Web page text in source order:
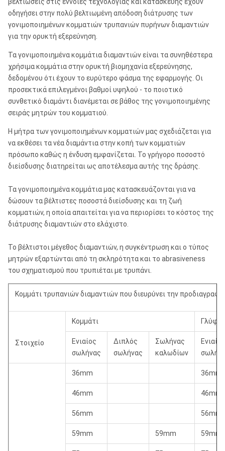
οδηγήσει στην πολύ βελτιωμένη απόδοση διάτρυσης των
γονιμοποιημένων κομματιών τρυπανιών πυρήνων διαμαντιών
για την ορυκτή εξερεύνηση.
Τα γονιμοποιημένα κομμάτια διαμαντιών είναι τα συνηθέστερα
χρήσιμα κομμάτια στην ορυκτή βιομηχανία εξερεύνησης,
δεδομένου ότι έχουν το ευρύτερο φάσμα της εφαρμογής. Οι
προσεκτικά επιλεγμένοι βαθμοί υψηλού - το ποιοτικό
συνθετικό διαμάντι διανέμεται σε βάθος της γονιμοποιημένης
σειράς μητρών του κομματιού.
Η μήτρα των γονιμοποιημένων κομματιών μας σχεδιάζεται για
να εκθέσει τα νέα διαμάντια στην κοπή των κομματιών
πρόσωπο καθώς η ένδυση εμφανίζεται. Το γρήγορο ποσοστό
διείσδυσης διατηρείται ως αποτέλεσμα αυτής της δράσης.
Τα γονιμοποιημένα κομμάτια μας κατασκευάζονται για να
δώσουν τα βέλτιστες ποσοστά διείσδυσης και τη ζωή
κομματιών, η οποία απαιτείται για να περιορίσει το κόστος της
διάτρυσης διαμαντιών στο ελάχιστο.
Το βέλτιστοι μέγεθος διαμαντιών, η συγκέντρωση και ο τύπος
μητρών εξαρτώνται από τη σκληρότητα και το abrasiveness
του σχηματισμού που τρυπιέται με τρυπάνι.
Κομμάτι τρυπανιών διαμαντιών που διευρύνει την
Στοιχείο
Κομμάτι
Ενιαίος
σωλήνας
Διπλός
σωλήνας
Σωλήνας
καλωδίων
Ενιαίος
36mm 36mm
46mm 46mm
56mm 56mm
59mm 59mm 59mm